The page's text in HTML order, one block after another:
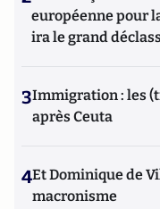
européenne pour
ira le grand
3Immigration : les
après Ceuta
4Et Dominique de
macronisme